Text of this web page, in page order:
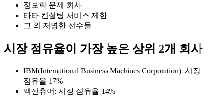
정보학 문제 회사
타타 컨설팅 서비스 제한
그 외 저명한 선수들
시장 점유율이 가장 높은 상위 2개 회사
IBM(International Business Machines Corporation): 시장
점유율 17%
액센츄어: 시장 점유율 14%